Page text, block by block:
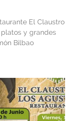
El Claustro
y grandes
Bilbao